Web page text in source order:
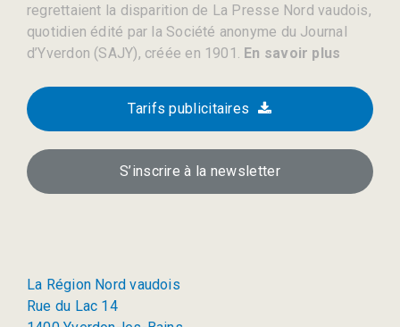
regrettaient la disparition de La Presse Nord vaudois,
quotidien édité par la Société anonyme du Journal
d’Yverdon (SAJY), créée en 1901. En savoir plus
Tarifs publicitaires
S’inscrire à la newsletter
La Région Nord vaudois
Rue du Lac 14